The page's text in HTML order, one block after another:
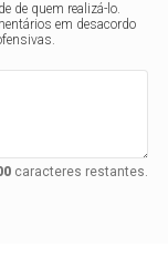
de quem realizá-lo.
em desacordo
caracteres restantes.